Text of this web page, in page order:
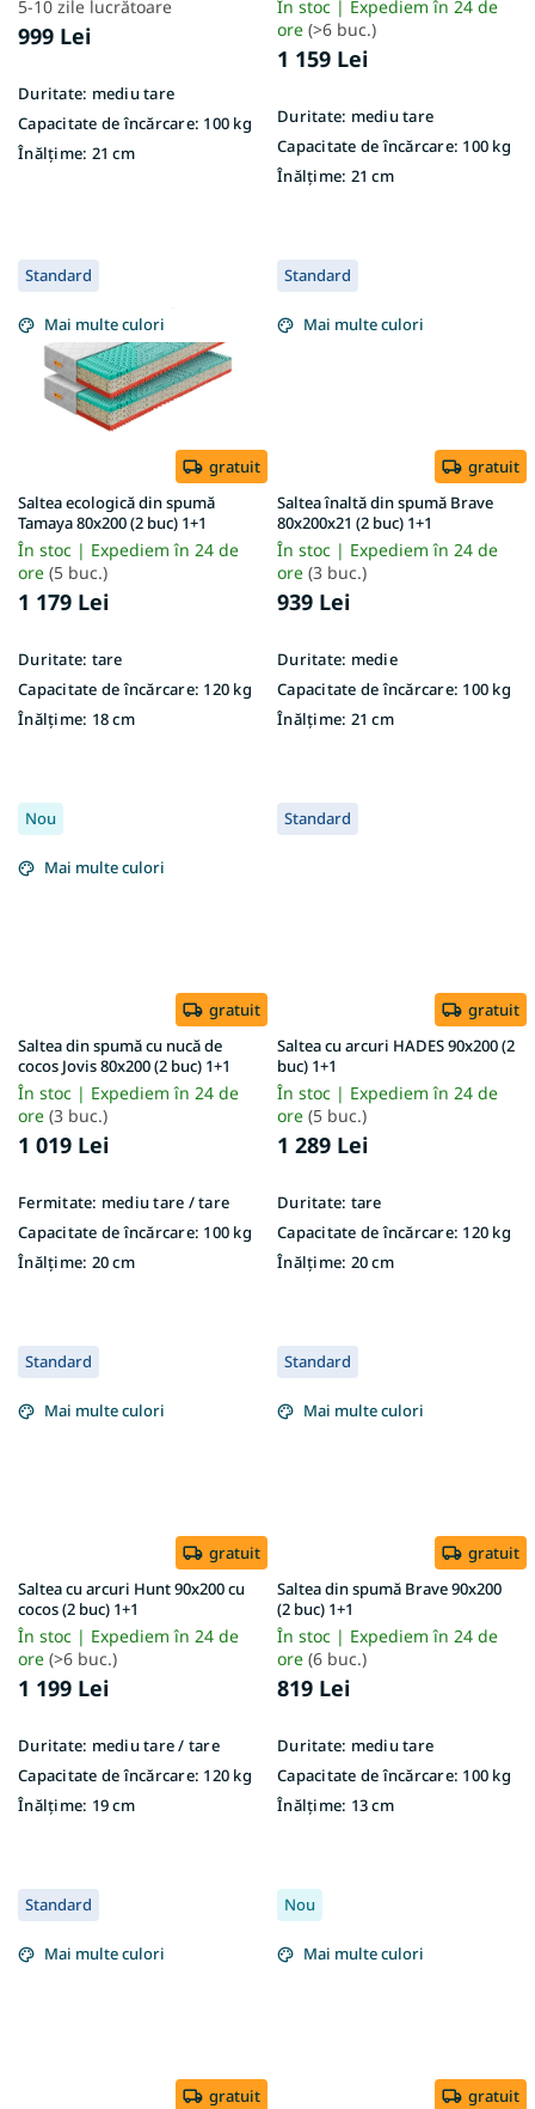
e
5-10 zile lucrătoare
999 Lei
Duritate: mediu tare
Capacitate de încărcare: 100 kg
Înălțime: 21 cm
În stoc | Expediem în 24 de
ore (>6 buc.)
1 159 Lei
Duritate: mediu tare
Capacitate de încărcare: 100 kg
Înălțime: 21 cm
Standard
Mai multe culori
gratuit
Saltea ecologică din spumă
Tamaya 80x200 (2 buc) 1+1
În stoc | Expediem în 24 de
ore (5 buc.)
1 179 Lei
Duritate: tare
Capacitate de încărcare: 120 kg
Înălțime: 18 cm
Standard
Mai multe culori
gratuit
Saltea înaltă din spumă Brave
80x200x21 (2 buc) 1+1
În stoc | Expediem în 24 de
ore (3 buc.)
939 Lei
Duritate: medie
Capacitate de încărcare: 100 kg
Înălțime: 21 cm
Nou
Mai multe culori
gratuit
Saltea din spumă cu nucă de
cocos Jovis 80x200 (2 buc) 1+1
În stoc | Expediem în 24 de
ore (3 buc.)
1 019 Lei
Fermitate: mediu tare / tare
Capacitate de încărcare: 100 kg
Înălțime: 20 cm
Standard
gratuit
Saltea cu arcuri HADES 90x200 (2
buc) 1+1
În stoc | Expediem în 24 de
ore (5 buc.)
1 289 Lei
Duritate: tare
Capacitate de încărcare: 120 kg
Înălțime: 20 cm
Standard
Mai multe culori
gratuit
Saltea cu arcuri Hunt 90x200 cu
cocos (2 buc) 1+1
În stoc | Expediem în 24 de
ore (>6 buc.)
1 199 Lei
Duritate: mediu tare / tare
Capacitate de încărcare: 120 kg
Înălțime: 19 cm
Standard
Mai multe culori
gratuit
Saltea din spumă Brave 90x200
(2 buc) 1+1
În stoc | Expediem în 24 de
ore (6 buc.)
819 Lei
Duritate: mediu tare
Capacitate de încărcare: 100 kg
Înălțime: 13 cm
Standard
Mai multe culori
gratuit
Nou
Mai multe culori
gratuit